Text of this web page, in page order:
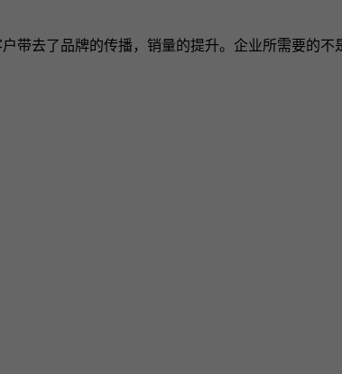
带去了品牌的传播，销量的提升。企业所需要的不